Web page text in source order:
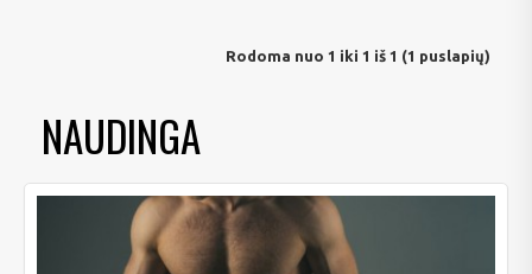
Rodoma nuo 1 iki 1 iš 1 (1 puslapių)
NAUDINGA